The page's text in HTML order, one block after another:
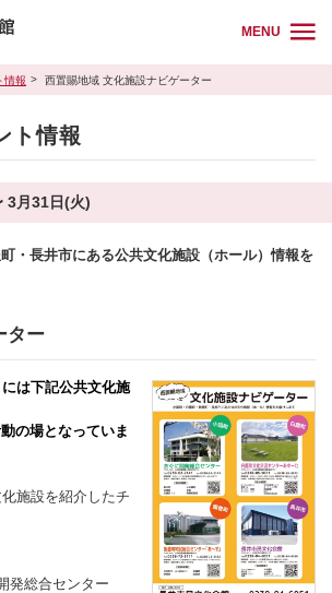
MENU
情報 西置賜地域 文化施設ナビゲーター
ト情報
3月31日(火)
・長井市にある公共文化施設（ホール）情報を
ター
は下記公共文化施
の場となっていま
施設を紹介したチ
発総合センター